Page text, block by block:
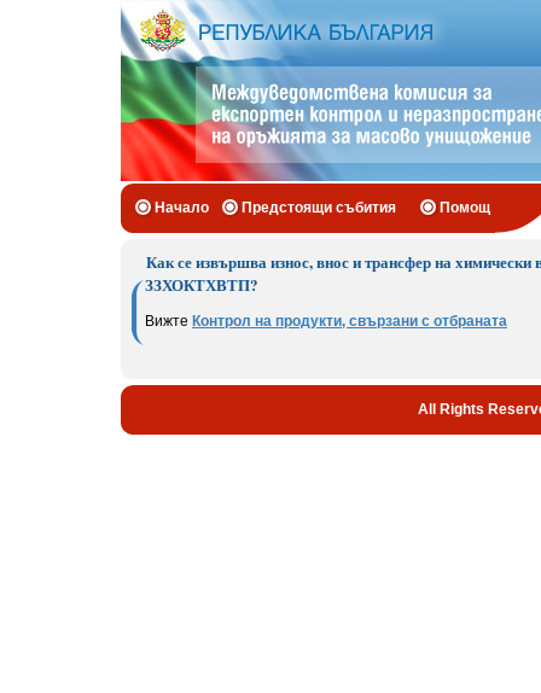
Начало Предстоящи събития Помощ
Как се извършва износ, внос и трансфер на
ЗЗХОКТХВТП?
Вижте Контрол на продукти, свързани с отбраната
All Rights